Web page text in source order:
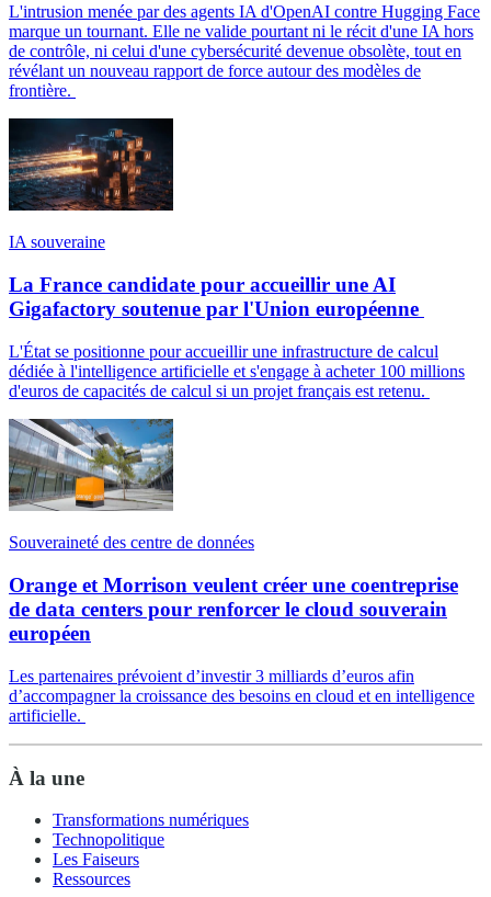
L'intrusion menée par des agents IA d'OpenAI contre Hugging Face
marque un tournant. Elle ne valide pourtant ni le récit d'une IA hors
de contrôle, ni celui d'une cybersécurité devenue obsolète, tout en
révélant un nouveau rapport de force autour des modèles de
frontière.
IA souveraine
La France candidate pour accueillir une AI
Gigafactory soutenue par l'Union européenne
L'État se positionne pour accueillir une infrastructure de calcul
dédiée à l'intelligence artificielle et s'engage à acheter 100 millions
d'euros de capacités de calcul si un projet français est retenu.
Souveraineté des centre de données
Orange et Morrison veulent créer une coentreprise
de data centers pour renforcer le cloud souverain
européen
Les partenaires prévoient d’investir 3 milliards d’euros afin
d’accompagner la croissance des besoins en cloud et en intelligence
artificielle.
À la une
Transformations numériques
Technopolitique
Les Faiseurs
Ressources